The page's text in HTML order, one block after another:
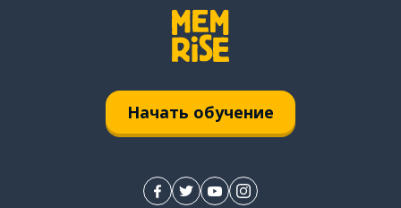
Начать обучение